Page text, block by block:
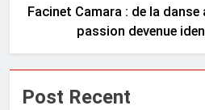
Facinet Camara : de la danse
passion devenue
Post Recent